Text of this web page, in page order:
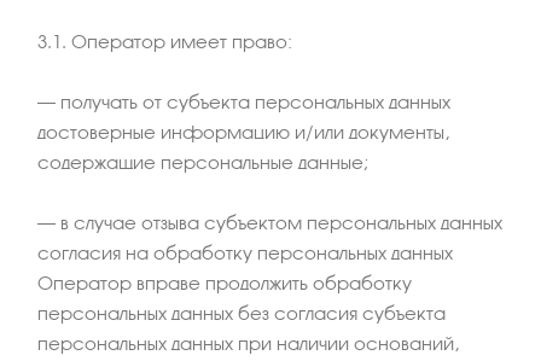
3.1. Оператор имеет право:
– получать от субъекта персональных данных
достоверные информацию и/или документы,
содержащие персональные данные;
– в случае отзыва субъектом персональных данных
согласия на обработку персональных данных
Оператор вправе продолжить обработку
персональных данных без согласия субъекта
персональных данных при наличии оснований,